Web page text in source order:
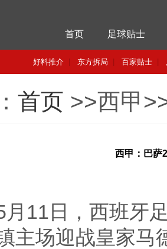
首页 足球贴士
好料推介 东方拆局 百家贴士
首页 >>西甲
西甲：巴萨
月11日，西班牙
主场迎战皇家马